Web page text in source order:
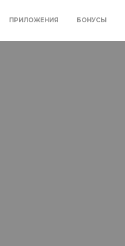
ПРИЛОЖЕНИЯ БОНУСЫ